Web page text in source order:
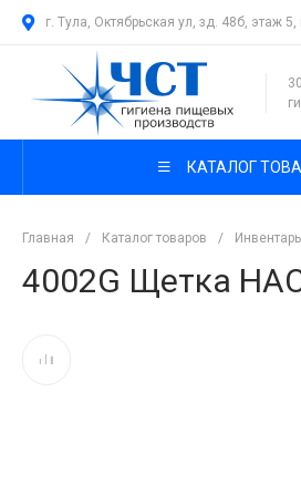
г. Тула, Октябрьская ул, зд. 48б, этаж
КАТАЛОГ
Главная / Каталог товаров /
4002G Щетка